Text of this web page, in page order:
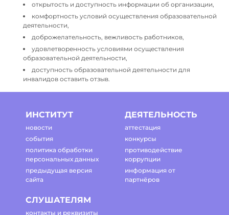
открытость и доступность информации об организации,
комфортность условий осуществления образовательной
деятельности,
доброжелательность, вежливость работников,
удовлетворенность условиями осуществления
образовательной деятельности,
доступность образовательной деятельности для
инвалидов оставить отзыв.
ИНСТИТУТ
новости
события
политика обработки
персональных данных
предыдущая версия
сайта
ДЕЯТЕЛЬНОСТЬ
аттестация
конкурсы
противодействие
коррупции
информация от
партнёров
СЛУШАТЕЛЯМ
контакты и реквизиты